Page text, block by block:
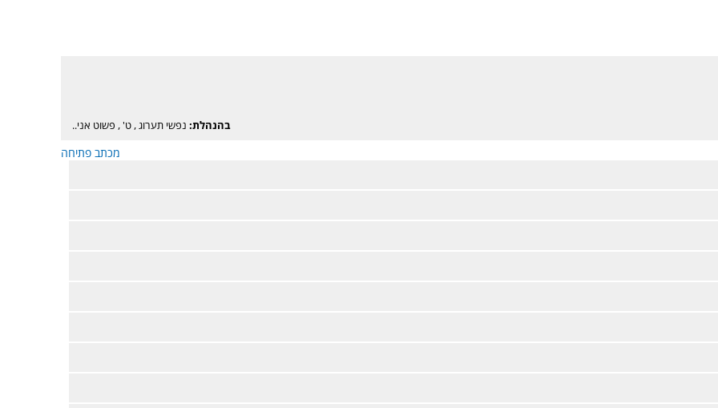
בהנהלת: נפשי תערוג,ט', פשוט אני..
מכתב פתיחה